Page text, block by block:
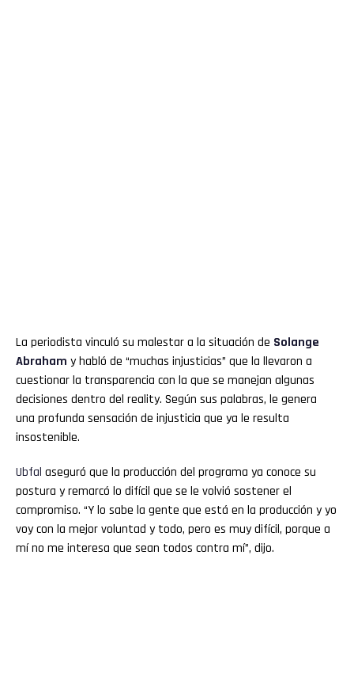
La periodista vinculó su malestar a la situación de Solange
Abraham y habló de “muchas injusticias” que la llevaron a
cuestionar la transparencia con la que se manejan algunas
decisiones dentro del reality. Según sus palabras, le genera
una profunda sensación de injusticia que ya le resulta
insostenible.
Ubfal aseguró que la producción del programa ya conoce su
postura y remarcó lo difícil que se le volvió sostener el
compromiso. “Y lo sabe la gente que está en la producción y yo
voy con la mejor voluntad y todo, pero es muy difícil, porque a
mí no me interesa que sean todos contra mí”, dijo.